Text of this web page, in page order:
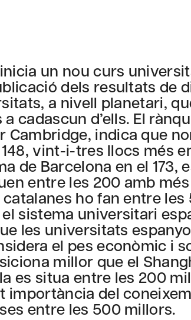
un nou curs
dels resultats de
a nivell planetari,
cadascun d’ells. El
Cambridge, indica que
vint-i-tres llocs més
de Barcelona en el 173,
entre les 200 amb
ho fan entre les
sistema universitari
les universitats
el pes econòmic i
millor que el
es situa entre les 200
importància del
entre les 500 millors.